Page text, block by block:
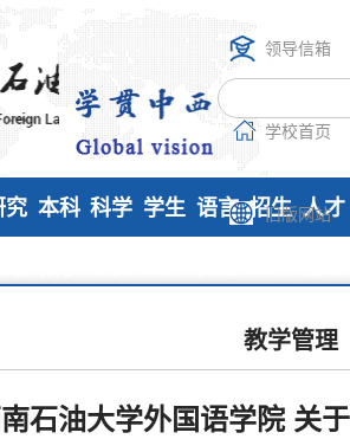
领导信箱
学校首页
旧版网站
究 本科 科学 学生 语言 招生 人才
教学管理
石油大学外国语学院 关